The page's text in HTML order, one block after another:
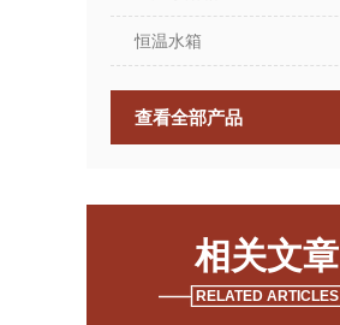
恒温水箱
查看全部产品
相关文章
RELATED ARTICLES